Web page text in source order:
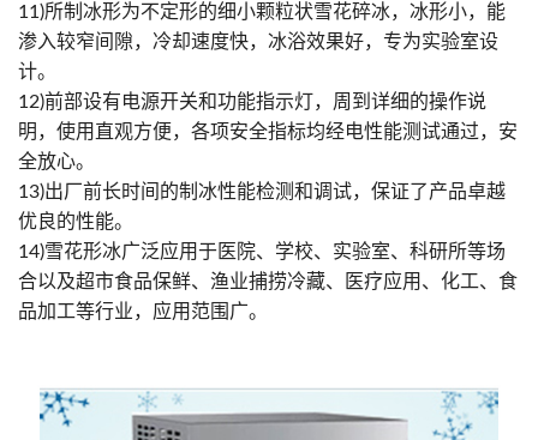
11)所制冰形为不定形的细小颗粒状雪花碎冰，冰形小，能
渗入较窄间隙，冷却速度快，冰浴效果好，专为实验室设
计。
12)前部设有电源开关和功能指示灯，周到详细的操作说
明，使用直观方便，各项安全指标均经电性能测试通过，安
全放心。
13)出厂前长时间的制冰性能检测和调试，保证了产品卓越
优良的性能。
14)雪花形冰广泛应用于医院、学校、实验室、科研所等场
合以及超市食品保鲜、渔业捕捞冷藏、医疗应用、化工、食
品加工等行业，应用范围广。